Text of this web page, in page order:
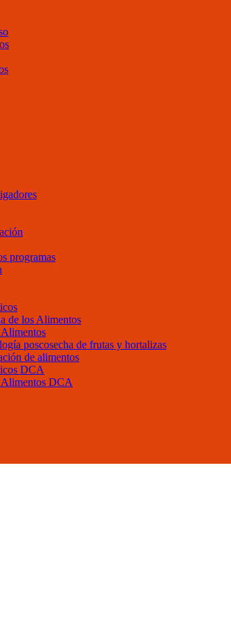
programas
de los Alimentos
poscosecha de frutas y hortalizas
de alimentos
DCA
DCA